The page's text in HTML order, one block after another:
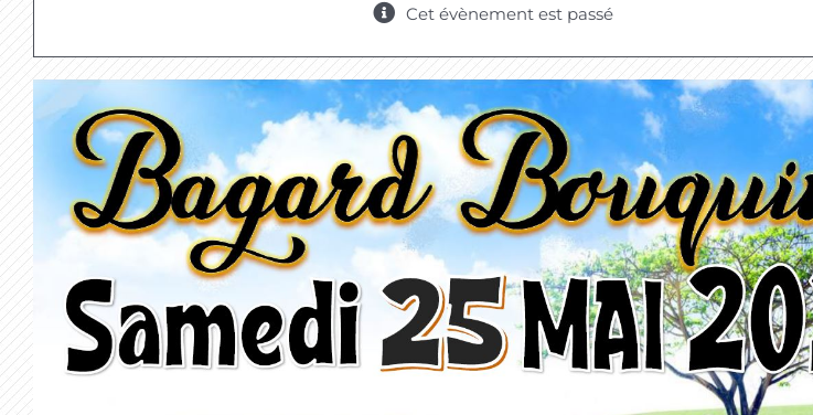
Cet évènement est passé